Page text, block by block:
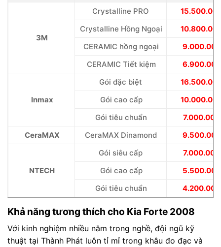
3M
Crystalline PRO
Crystalline Hồng Ngoại
CERAMIC hồng ngoại
9.000.000
CERAMIC Tiết kiệm
6.900.000
Inmax
Gói đặc biệt
Gói cao cấp
Gói tiêu chuẩn
7.000.000
CeraMAX
CeraMAX Dinamond 9.500.000
NTECH
Gói siêu cấp
7.000.000
Gói cao cấp
5.500.000
Gói tiêu chuẩn
4.200.000
Khả năng tương thích cho Kia Forte 2008
Với kinh nghiệm nhiều năm trong nghề, đội ngũ kỹ
thuật tại Thành Phát luôn tỉ mỉ trong khâu đo đạc và